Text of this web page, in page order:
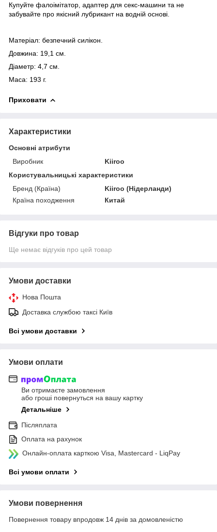
Купуйте фалоімітатор, адаптер для секс-машини та не
забувайте про якісний лубрикант на водній основі.
Матеріал: безпечний силікон.
Довжина: 19,1 см.
Діаметр: 4,7 см.
Маса: 193 г.
Приховати
Характеристики
Основні атрибути
Виробник
Kiiroo
Користувальницькі характеристики
Бренд (Країна)
Kiiroo (Нідерланди)
Країна походження
Китай
Відгуки про товар
Ще немає відгуків про цей товар
Умови доставки
Нова Пошта
Доставка службою таксі Київ
Всі умови доставки
Умови оплати
Ви отримаєте замовлення
або гроші повернуться на вашу картку
Детальніше
Післяплата
Оплата на рахунок
Онлайн-оплата карткою Visa, Mastercard - LiqPay
Всі умови оплати
Умови повернення
Повернення товару впродовж 14 днів за домовленістю